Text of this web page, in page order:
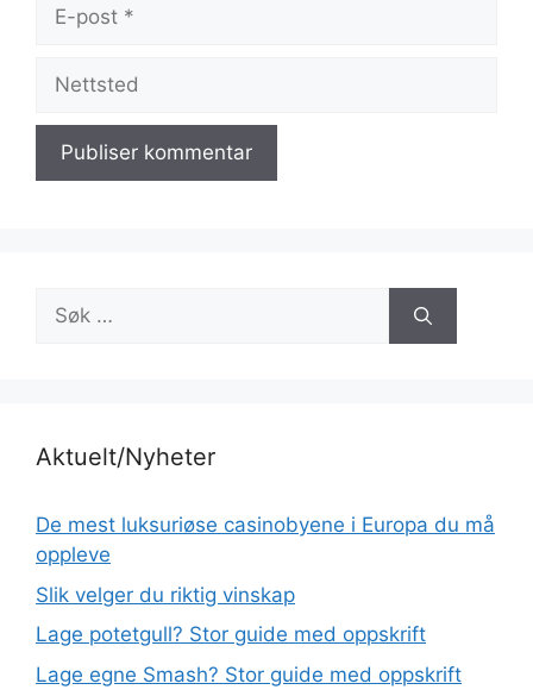
Nettsted
Søk
etter:
Aktuelt/Nyheter
De mest luksuriøse casinobyene i Europa du må
oppleve
Slik velger du riktig vinskap
Lage potetgull? Stor guide med oppskrift
Lage egne Smash? Stor guide med oppskrift